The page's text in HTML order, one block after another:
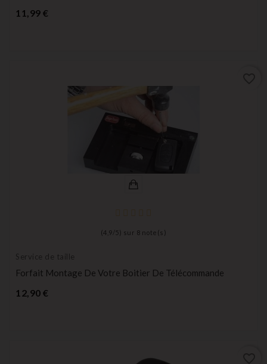
11,99 €
(4,9 / 5) sur 8 note(s)
Service de taille
Forfait Montage De Votre Boitier De Télécommande
12,90 €